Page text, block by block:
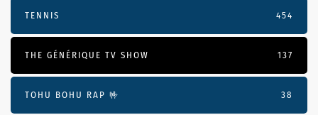
TENNIS 454
THE GÉNÉRIQUE TV SHOW 137
TOHU BOHU RAP 🤟 38